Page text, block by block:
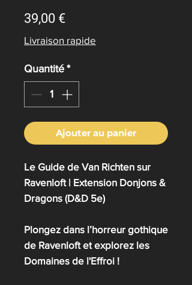
39,00 €Prix
Livraison rapide
Quantité *
Ajouter au panier
Le Guide de Van Richten sur
Ravenloft | Extension Donjons &
Dragons (D&D 5e)
Plongez dans l’horreur gothique
de Ravenloft et explorez les
Domaines de l'Effroi !